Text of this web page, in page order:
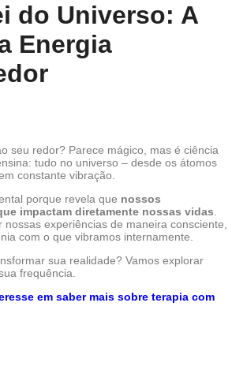
do Universo: A
Energia
seu redor? Parece mágico, mas é ciência
tudo no universo – desde os átomos
constante vibração.
porque revela que nossos
impactam diretamente nossas vidas
experiências de maneira consciente,
com o que vibramos internamente.
sua realidade? Vamos explorar
frequência.
em saber mais sobre terapia com